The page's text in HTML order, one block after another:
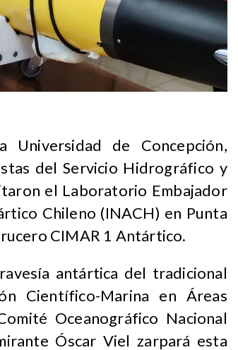
Universidad de Concepción,
del Servicio Hidrográfico y
el Laboratorio Embajador
Chileno (INACH) en Punta
CIMAR 1 Antártico.
antártica del tradicional
Científico-Marina en Áreas
Oceanográfico Nacional
Óscar Viel zarpará esta